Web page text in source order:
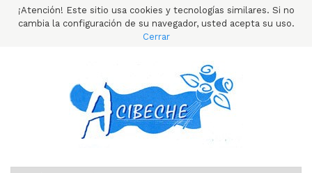
¡Atención! Este sitio usa cookies y tecnologías similares. Si no
cambia la configuración de su navegador, usted acepta su uso.
Cerrar